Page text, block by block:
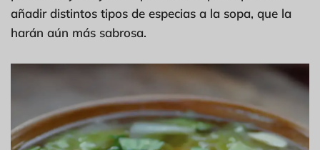
añadir distintos tipos de especias a la sopa, que la
harán aún más sabrosa.